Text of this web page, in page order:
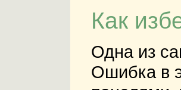
Как
Одна из
Ошибка в